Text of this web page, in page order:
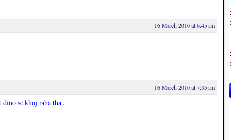
16 March 2010 at 6:45 am
16 March 2010 at 7:35 am
se khoj raha tha ,